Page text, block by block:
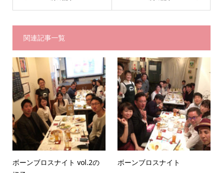
関連記事一覧
ボーンブロスナイト vol.2の
ボーンブロスナイト